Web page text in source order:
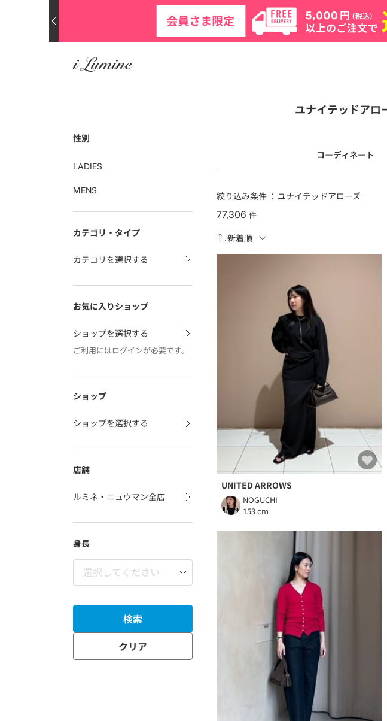
ユナイテッドアロ
性別
LADIES
MENS
カテゴリ・タイプ
カテゴリを選択する
お気に入りショップ
ショップを選択する
ご利用にはログインが必要です。
ショップ
ショップを選択する
店舗
ルミネ・ニュウマン全店
身長
検索
クリア
コーディネート
絞り込み条件 ： ユナイテッドアローズ
77,306 件
UNITED ARROWS
NOGUCHI
153 cm